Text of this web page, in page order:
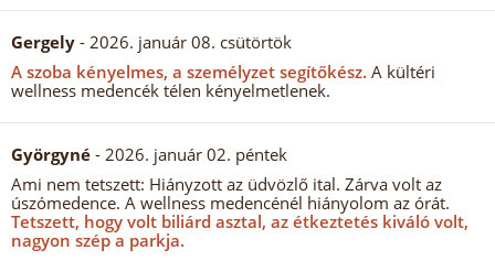
Gergely - 2026. január 08. csütörtök
A szoba kényelmes, a személyzet segítőkész. A kültéri
wellness medencék télen kényelmetlenek.
Györgyné - 2026. január 02. péntek
Ami nem tetszett: Hiányzott az üdvözlő ital. Zárva volt az
úszómedence. A wellness medencénél hiányolom az órát.
Tetszett, hogy volt biliárd asztal, az étkeztetés kiváló volt,
nagyon szép a parkja.